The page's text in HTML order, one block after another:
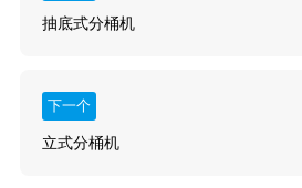
抽底式分桶机
下一个
立式分桶机